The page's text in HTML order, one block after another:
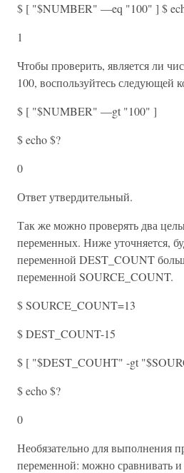
$ [ "$NUMBER" —eq "100" ] $
1
Чтобы проверить, является ли
100, воспользуйтесь следующей
$ [ "$NUMBER" —gt "100" ]
$ echo $?
0
Ответ утвердительный.
Так же можно проверять два
переменных. Ниже уточняется,
переменной DEST_COUNT
переменной SOURCE_COUNT.
$ SOURCE_COUNT=13
$ DEST_COUNT-15
$ [ "$DEST_COUHT" -gt
$ echo $?
0
Необязательно для выполнения
переменной: можно сравнивать и